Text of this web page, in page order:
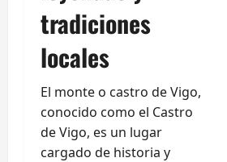
tradiciones
locales
El monte o castro de Vigo,
conocido como el Castro
de Vigo, es un lugar
cargado de historia y